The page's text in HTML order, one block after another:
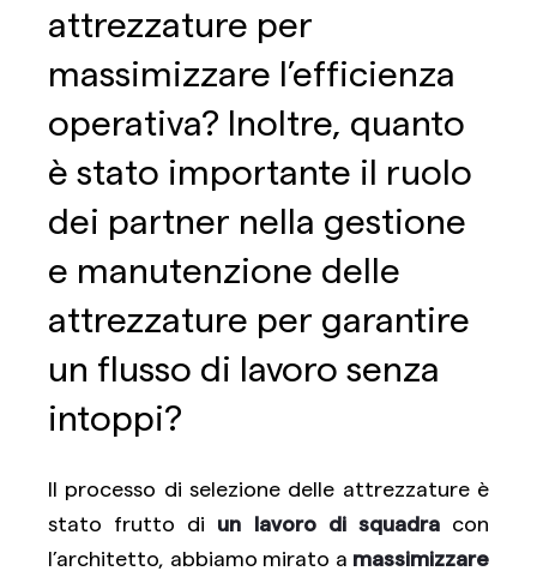
attrezzature per
massimizzare l’efficienza
operativa? Inoltre, quanto
è stato importante il ruolo
dei partner nella gestione
e manutenzione delle
attrezzature per garantire
un flusso di lavoro senza
intoppi?
Il processo di selezione delle attrezzature è
stato frutto di un lavoro di squadra con
l’architetto, abbiamo mirato a massimizzare